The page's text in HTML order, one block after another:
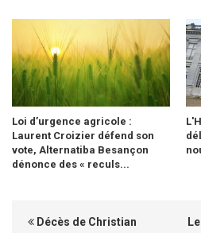
Loi d’urgence agricole :
Laurent Croizier défend son
vote, Alternatiba Besançon
dénonce des « reculs...
Décès de Christian